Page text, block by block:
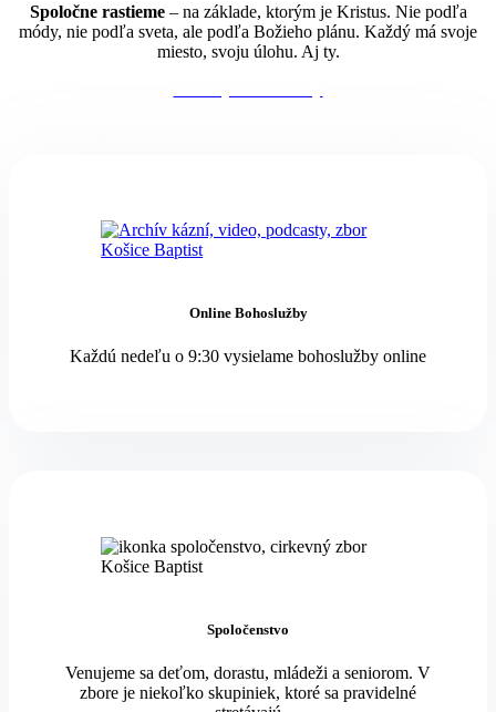
Spoločne rastieme– na základe, ktorým je Kristus. Nie podľa
módy, nie podľa sveta, ale podľa Božieho plánu. Každý má svoje
miesto, svoju úlohu. Aj ty.
Online Bohoslužby
Každú nedeľu o 9:30 vysielame bohoslužby online
Spoločenstvo
Venujeme sa deťom, dorastu, mládeži a seniorom. V
zbore je niekoľko skupiniek, ktoré sa pravidelné